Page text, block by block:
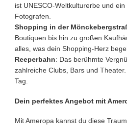
ist UNESCO-Weltkulturerbe und
Fotografen.
Shopping in der
Boutiquen bis hin zu großen
alles, was dein Shopping-Herz
Reeperbahn: Das berühmte
zahlreiche Clubs, Bars und
Tag.
Dein perfektes Angebot mit
Mit Ameropa kannst du diese